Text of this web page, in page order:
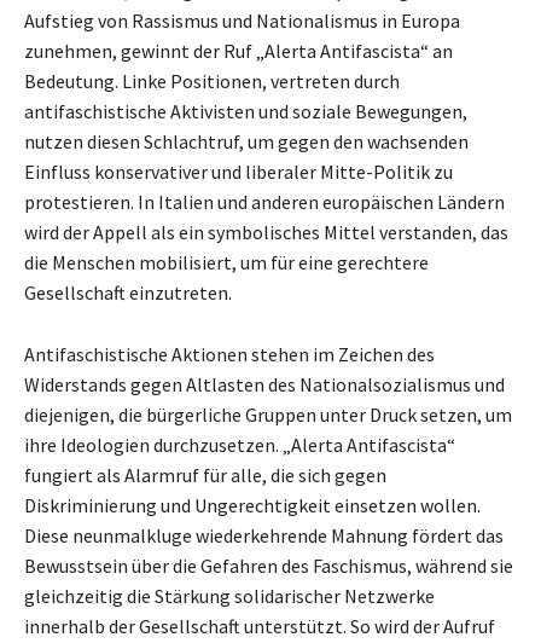
Aufstieg von Rassismus und Nationalismus in Europa
zunehmen, gewinnt der Ruf „Alerta Antifascista“ an
Bedeutung. Linke Positionen, vertreten durch
antifaschistische Aktivisten und soziale Bewegungen,
nutzen diesen Schlachtruf, um gegen den wachsenden
Einfluss konservativer und liberaler Mitte-Politik zu
protestieren. In Italien und anderen europäischen Ländern
wird der Appell als ein symbolisches Mittel verstanden, das
die Menschen mobilisiert, um für eine gerechtere
Gesellschaft einzutreten.
Antifaschistische Aktionen stehen im Zeichen des
Widerstands gegen Altlasten des Nationalsozialismus und
diejenigen, die bürgerliche Gruppen unter Druck setzen, um
ihre Ideologien durchzusetzen. „Alerta Antifascista“
fungiert als Alarmruf für alle, die sich gegen
Diskriminierung und Ungerechtigkeit einsetzen wollen.
Diese neunmalkluge wiederkehrende Mahnung fördert das
Bewusstsein über die Gefahren des Faschismus, während sie
gleichzeitig die Stärkung solidarischer Netzwerke
innerhalb der Gesellschaft unterstützt. So wird der Aufruf